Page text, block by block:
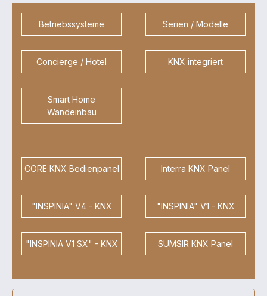
Betriebssysteme Serien / Modelle
Concierge / Hotel KNX integriert
Smart Home
Wandeinbau
CORE KNX Bedienpanel Interra KNX Panel
"INSPINIA" V4 - KNX "INSPINIA" V1 - KNX
"INSPINIA V1 SX" - KNX SUMSIR KNX Panel